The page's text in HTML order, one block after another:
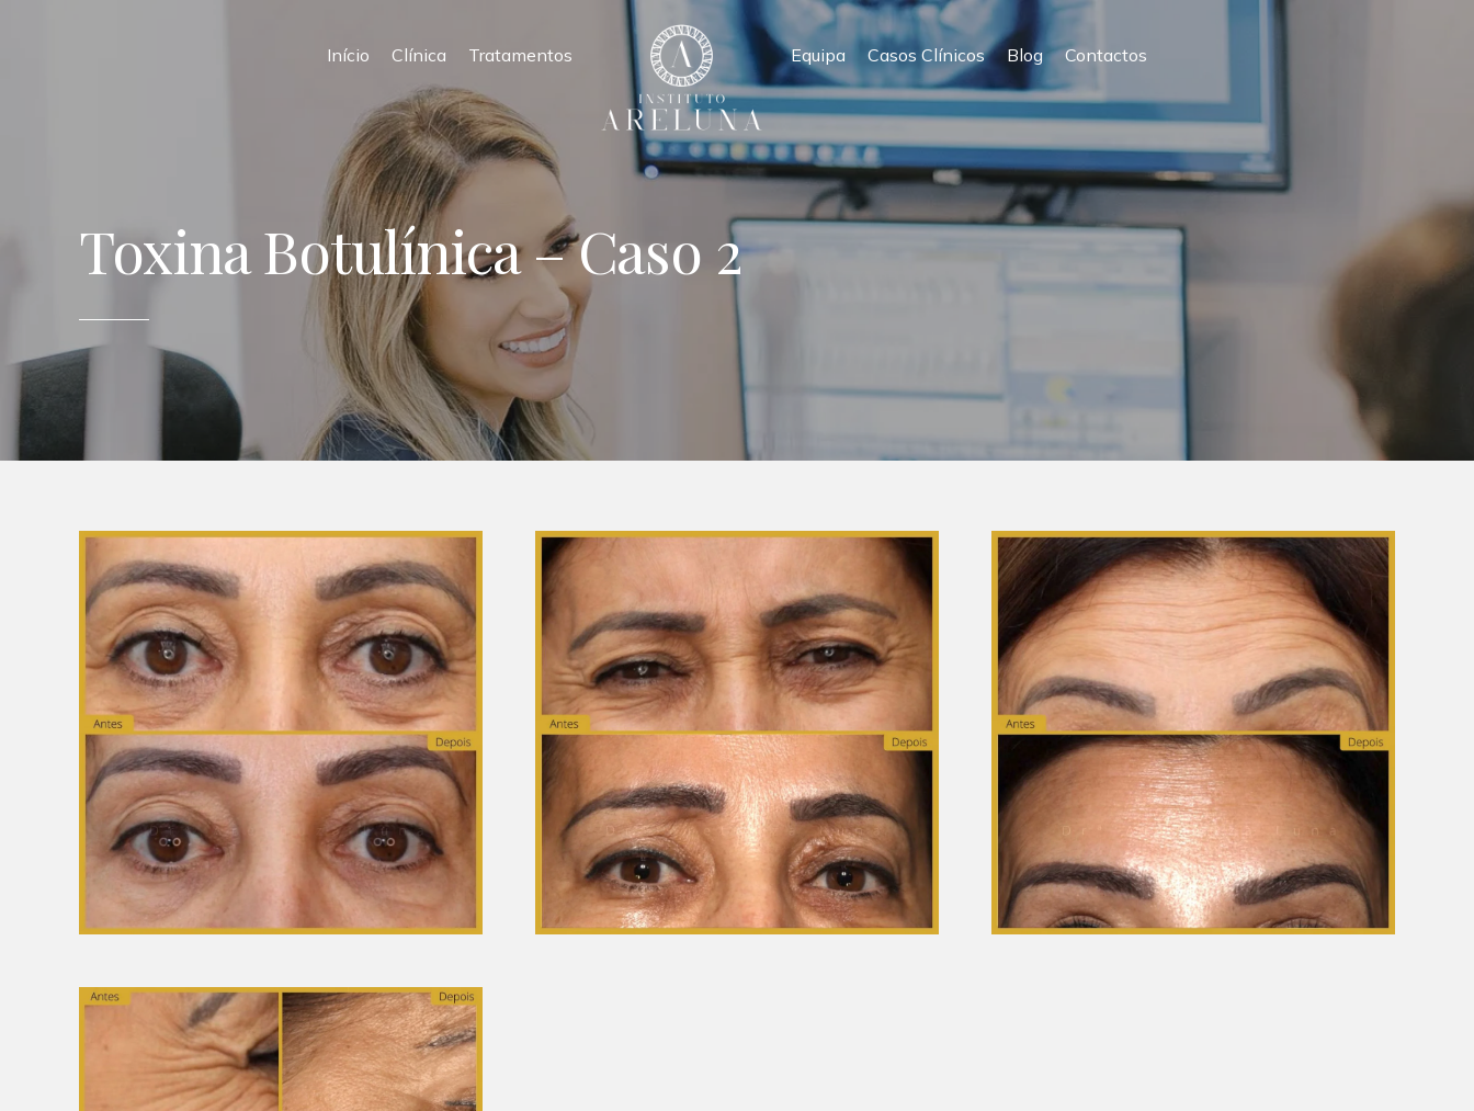
Início Clínica Tratamentos Equipa Casos Clínicos Blog Contactos
Toxina Botulínica – Caso 2